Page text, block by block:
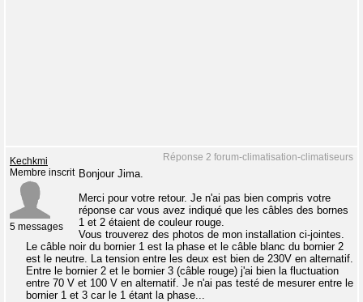
Réponse 2 forum-climatisation-climatiseurs
Kechkmi
Membre inscrit
5 messages
Bonjour Jima.
Merci pour votre retour. Je n'ai pas bien compris votre
réponse car vous avez indiqué que les câbles des bornes
1 et 2 étaient de couleur rouge.
Vous trouverez des photos de mon installation ci-jointes.
Le câble noir du bornier 1 est la phase et le câble blanc du bornier 2
est le neutre. La tension entre les deux est bien de 230V en alternatif.
Entre le bornier 2 et le bornier 3 (câble rouge) j'ai bien la fluctuation
entre 70 V et 100 V en alternatif. Je n'ai pas testé de mesurer entre le
bornier 1 et 3 car le 1 étant la phase...